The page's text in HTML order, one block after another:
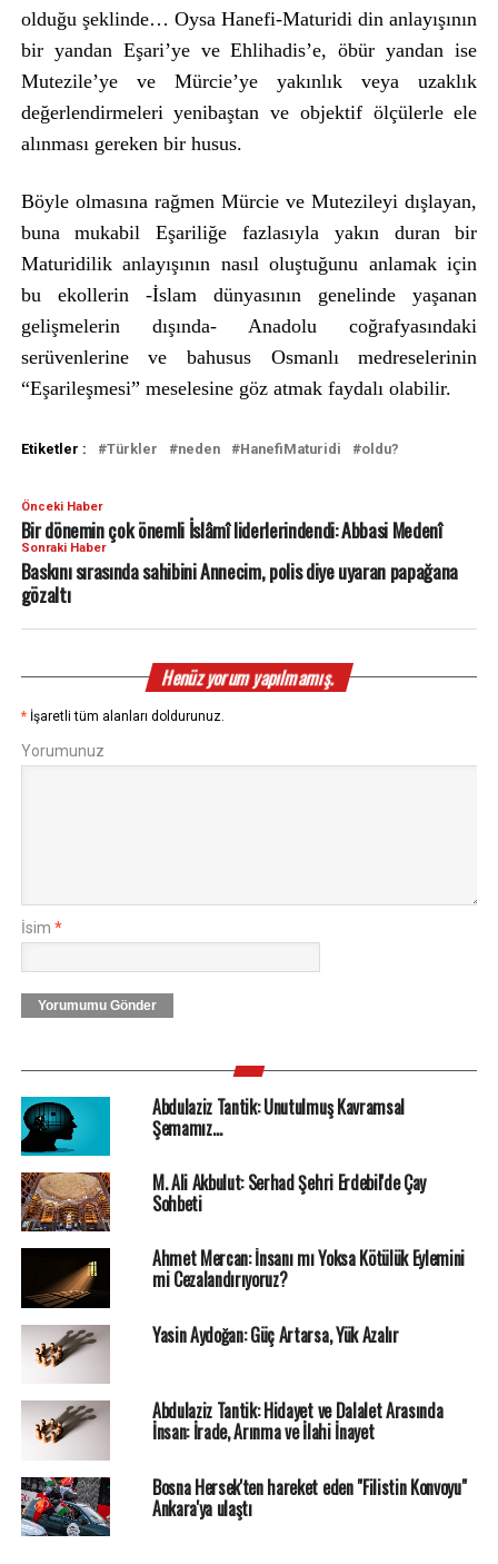
olduğu şeklinde… Oysa Hanefi-Maturidi din anlayışının
bir yandan Eşari’ye ve Ehlihadis’e, öbür yandan ise
Mutezile’ye ve Mürcie’ye yakınlık veya uzaklık
değerlendirmeleri yenibaştan ve objektif ölçülerle ele
alınması gereken bir husus.
Böyle olmasına rağmen Mürcie ve Mutezileyi dışlayan,
buna mukabil Eşariliğe fazlasıyla yakın duran bir
Maturidilik anlayışının nasıl oluştuğunu anlamak için
bu ekollerin -İslam dünyasının genelinde yaşanan
gelişmelerin dışında- Anadolu coğrafyasındaki
serüvenlerine ve bahusus Osmanlı medreselerinin
“Eşarileşmesi” meselesine göz atmak faydalı olabilir.
Etiketler : Türkler neden HanefiMaturidi oldu?
Önceki Haber
Bir dönemin çok önemli İslâmî liderlerindendi: Abbasi Medenî
Sonraki Haber
Baskını sırasında sahibini Annecim, polis diye uyaran papağana
gözaltı
Henüz yorum yapılmamış.
* İşaretli tüm alanları doldurunuz.
Yorumunuz
İsim *
Yorumumu Gönder
Abdulaziz Tantik: Unutulmuş Kavramsal
Şemamız…
M. Ali Akbulut: Serhad Şehri Erdebil'de Çay
Sohbeti
Ahmet Mercan: İnsanı mı Yoksa Kötülük Eylemini
mi Cezalandırıyoruz?
Yasin Aydoğan: Güç Artarsa, Yük Azalır
Abdulaziz Tantik: Hidayet ve Dalalet Arasında
İnsan: İrade, Arınma ve İlahi İnayet
Bosna Hersek'ten hareket eden "Filistin Konvoyu"
Ankara'ya ulaştı